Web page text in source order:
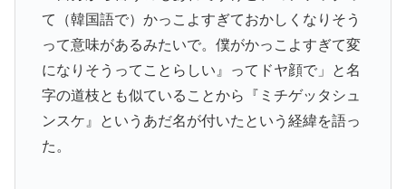
て（韓国語で）かっこよすぎておかしくなりそう
って意味があるみたいで。僕がかっこよすぎて変
になりそうってことらしい』ってドヤ顔で」と名
字の道枝とも似ていることから『ミチゲッタシュ
ンスケ』というあだ名が付いたという経緯を語っ
た。